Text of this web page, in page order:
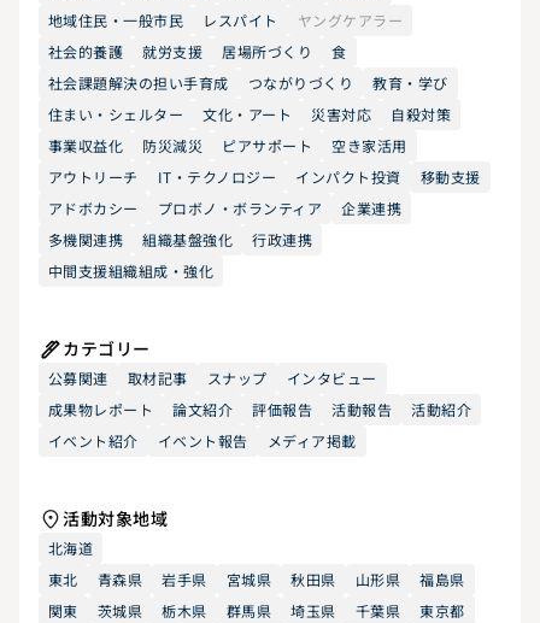
地域住民・一般市民
レスパイト
ヤングケアラー
社会的養護
就労支援 居場所づくり
食
社会課題解決の担い手育成
つながりづくり
教育・学び
住まい・シェルター
文化・アート 災害対応
自殺対策
事業収益化
防災減災 ピアサポート
空き家活用
アウトリーチ
IT・テクノロジー インパクト投資
移動支援
アドボカシー
プロボノ・ボランティア
企業連携
多機関連携
組織基盤強化
行政連携
中間支援組織組成・強化
カテゴリー
公募関連 取材記事 スナップ
インタビュー
成果物レポート
論文紹介 評価報告 活動報告
活動紹介
イベント紹介
イベント報告 メディア掲載
活動対象地域
北海道
東北
青森県 岩手県 宮城県 秋田県 山形県
福島県
関東
茨城県 栃木県 群馬県 埼玉県 千葉県
東京都